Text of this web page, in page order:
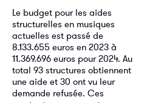
Le budget pour les aides
structurelles en musiques
actuelles est passé de
8.133.655 euros en 2023 à
11.369.696 euros pour 2024. Au
total 93 structures obtiennent
une aide et 30 ont vu leur
demande refusée. Ces